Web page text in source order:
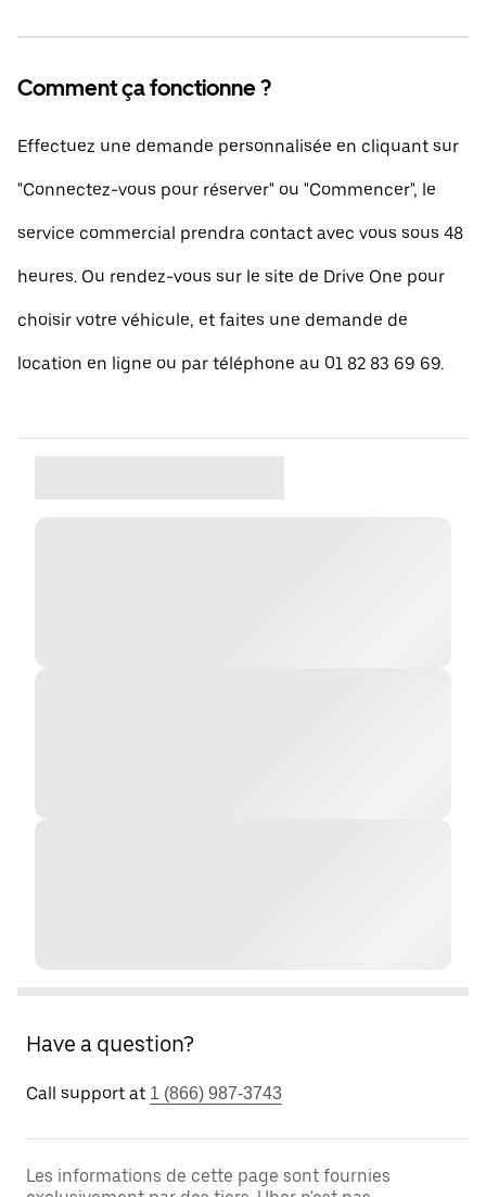
Comment ça fonctionne ?
Effectuez une demande personnalisée en cliquant sur
"Connectez-vous pour réserver" ou "Commencer", le
service commercial prendra contact avec vous sous 48
heures. Ou rendez-vous sur le site de Drive One pour
choisir votre véhicule, et faites une demande de
location en ligne ou par téléphone au 01 82 83 69 69.
Have a question?
Call support at 1 (866) 987-3743
Les informations de cette page sont fournies